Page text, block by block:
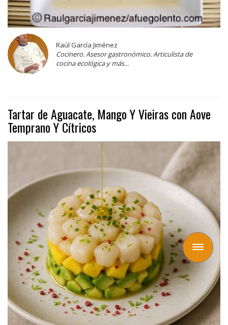
Toggle
navigation
Raúl García Jiménez
Cocinero. Asesor gastronómico. Articulista de
cocina ecológica y más...
Tartar de Aguacate, Mango Y Vieiras con Aove
Temprano Y Cítricos